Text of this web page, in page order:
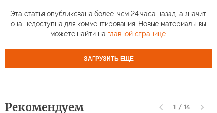
Эта статья опубликована более, чем 24 часа назад, а значит,
она недоступна для комментирования. Новые материалы вы
можете найти на главной странице.
ЗАГРУЗИТЬ ЕЩЕ
Рекомендуем 1 / 14